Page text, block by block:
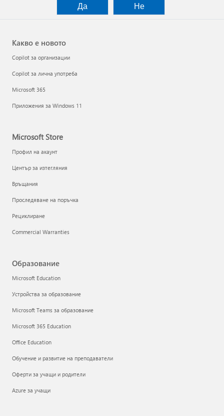
Да
Не
Какво е новото
Copilot за организации
Copilot за лична употреба
Microsoft 365
Приложения за Windows 11
Microsoft Store
Профил на акаунт
Център за изтегляния
Връщания
Проследяване на поръчка
Рециклиране
Commercial Warranties
Образование
Microsoft Education
Устройства за образование
Microsoft Teams за образование
Microsoft 365 Education
Office Education
Обучение и развитие на преподаватели
Оферти за учащи и родители
Azure за учащи